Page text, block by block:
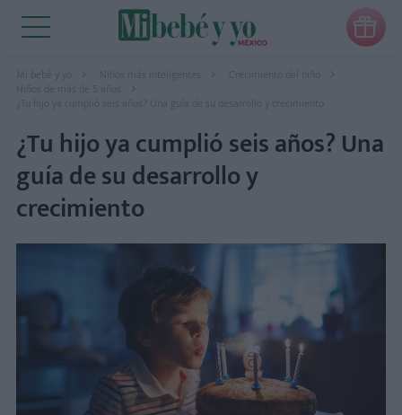

Mi bebé y yo Niños más inteligentes
Crecimiento del niño
¿Tu hijo ya cumplió seis años? Una guía de su desarrollo y crecimiento
¿Tu hijo ya cumplió seis años? Una
guía de su desarrollo y
crecimiento